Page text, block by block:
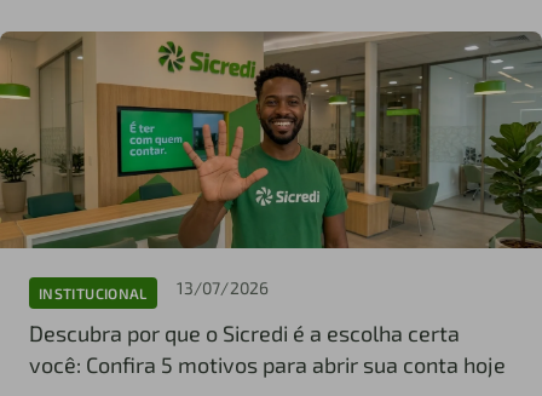
INSTITUCIONAL 13/07/2026
Descubra por que o Sicredi é a escolha certa
você: Confira 5 motivos para abrir sua conta hoje